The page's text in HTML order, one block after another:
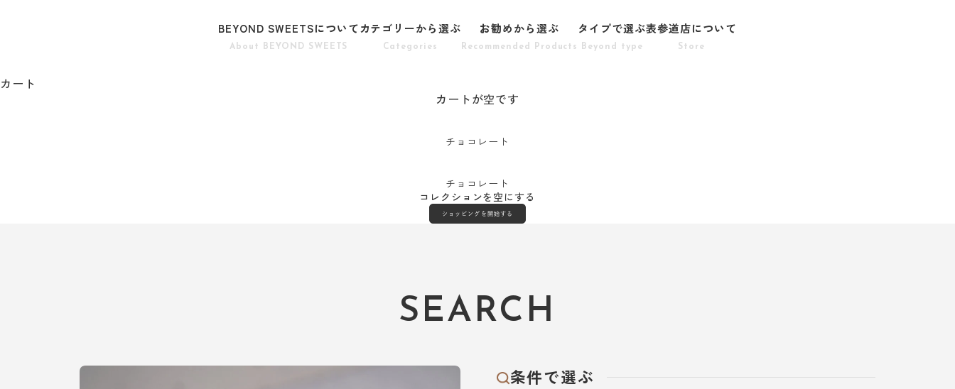
BEYOND SWEETSについて
About BEYOND SWEETS
カテゴリーから選ぶ
Categories
お勧めから選ぶ
Recommended Products
タイプで選ぶ
Beyond type
表参道店について
Store
カート
カートが空です
チョコレート
チョコレート
コレクションを空にする
ショッピングを開始する
SEARCH
条件で選ぶ